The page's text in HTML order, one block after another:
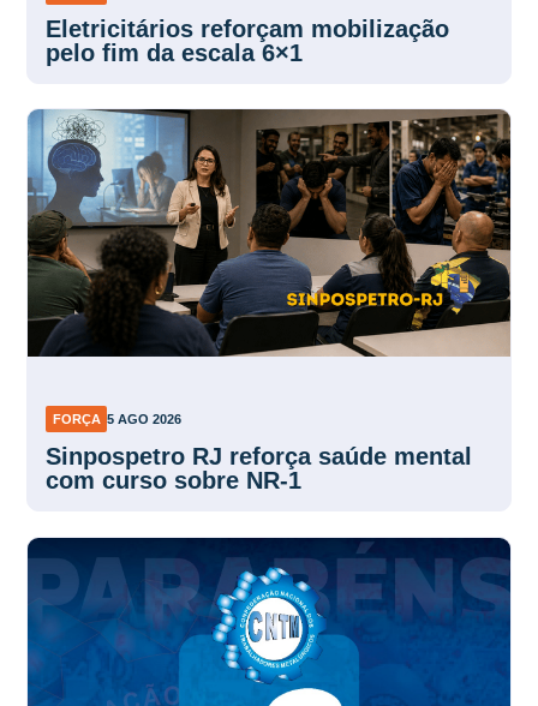
Eletricitários reforçam mobilização
pelo fim da escala 6×1
FORÇA 5 AGO 2026
Sinpospetro RJ reforça saúde mental
com curso sobre NR-1